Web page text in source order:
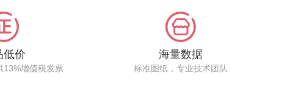
低价
13%增值税发票
海量数据
标准图纸，专业技术团队